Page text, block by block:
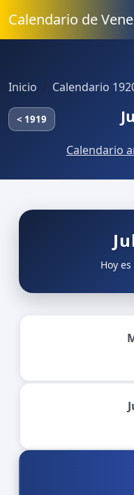
Calendario de
Inicio Calendario
< 1919
Calendario
Hoy